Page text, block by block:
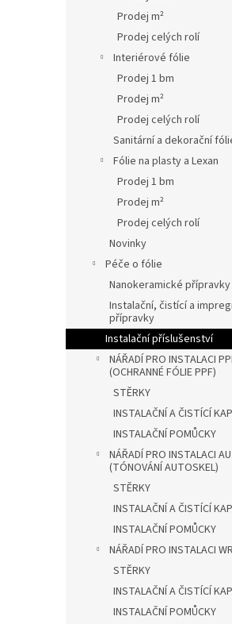
Prodej m²
Prodej celých rolí
Interiérové fólie
Prodej 1 bm
Prodej m²
Prodej celých rolí
Sanitární a dekorační
Fólie na plasty a Lexan
Prodej 1 bm
Prodej m²
Prodej celých rolí
Novinky
Péče o fólie
Nanokeramické přípravky
Instalační, čistící a
přípravky
Instalační příslušenství
NÁŘADÍ PRO INSTALACI
(OCHRANNÉ FÓLIE PPF)
STĚRKY
INSTALAČNÍ A ČISTÍCÍ
INSTALAČNÍ POMŮCKY
NÁŘADÍ PRO INSTALACI
(TÓNOVÁNÍ AUTOSKEL)
STĚRKY
INSTALAČNÍ A ČISTÍCÍ
INSTALAČNÍ POMŮCKY
NÁŘADÍ PRO INSTALACI
STĚRKY
INSTALAČNÍ A ČISTÍCÍ
INSTALAČNÍ POMŮCKY